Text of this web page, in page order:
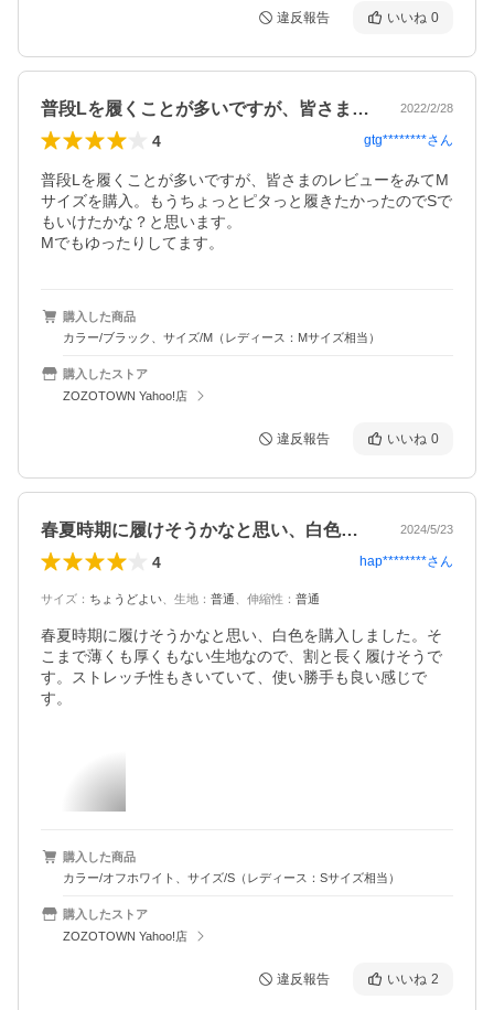
違反報告 いいね 0
普段Lを履くことが多いですが、皆さまの… 2022/2/28
4 gtg********さん
普段Lを履くことが多いですが、皆さまのレビューをみてM
サイズを購入。もうちょっとピタっと履きたかったのでSで
もいけたかな？と思います。
Mでもゆったりしてます。
購入した商品
カラー/ブラック、サイズ/M（レディース：Mサイズ相当）
購入したストア
ZOZOTOWN Yahoo!店
違反報告 いいね 0
春夏時期に履けそうかなと思い、白色を購… 2024/5/23
4 hap********さん
サイズ ： ちょうどよい 生地 ： 普通 伸縮性 ： 普通
春夏時期に履けそうかなと思い、白色を購入しました。そ
こまで薄くも厚くもない生地なので、割と長く履けそうで
す。ストレッチ性もきいていて、使い勝手も良い感じで
す。
購入した商品
カラー/オフホワイト、サイズ/S（レディース：Sサイズ相当）
購入したストア
ZOZOTOWN Yahoo!店
違反報告 いいね 2